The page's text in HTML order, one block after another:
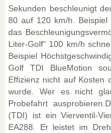
Sekunden beschleunigt
80 auf 120 km/h. Beispiel
das
Liter-Golf“ 100 km/h
Beispiel
Golf TDI BlueMotion
Effizienz nicht auf Kosten
wurde. Wer es nicht
Probefahrt
(TDI) ist ein Vierventil-
EA288. Er leistet im